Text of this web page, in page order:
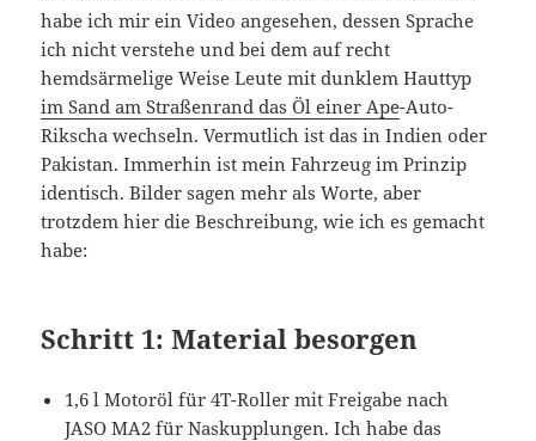
habe ich mir ein Video angesehen, dessen Sprache
ich nicht verstehe und bei dem auf recht
hemdsärmelige Weise Leute mit dunklem Hauttyp
im Sand am Straßenrand das Öl einer Ape-Auto-
Rikscha wechseln. Vermutlich ist das in Indien oder
Pakistan. Immerhin ist mein Fahrzeug im Prinzip
identisch. Bilder sagen mehr als Worte, aber
trotzdem hier die Beschreibung, wie ich es gemacht
habe:
Schritt 1: Material besorgen
1,6 l Motoröl für 4T-Roller mit Freigabe nach
JASO MA2 für Naskupplungen. Ich habe das